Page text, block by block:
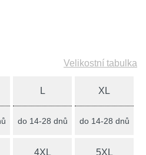
Velikostní tabulka
L
do 14-28 dnů
XL
do 14-28 dnů
4XL 5XL